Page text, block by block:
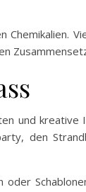
und
den